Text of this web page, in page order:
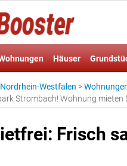
Häuser
Westfalen >
Strombach! Wohnung mieten
Frisch